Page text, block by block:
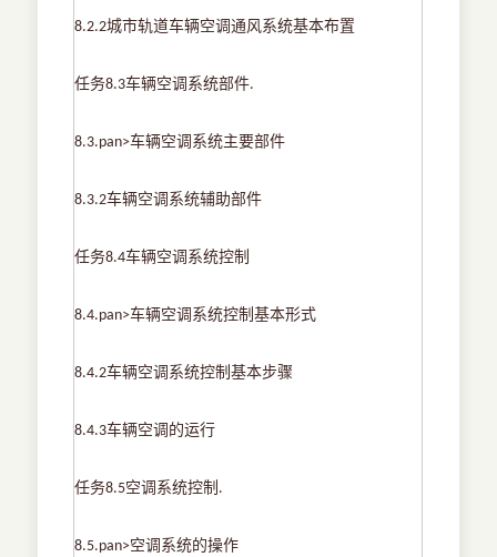
8.2.2城市轨道车辆空调通风系统基本布置
任务8.3车辆空调系统部件.
8.3.pan>车辆空调系统主要部件
8.3.2车辆空调系统辅助部件
任务8.4车辆空调系统控制
8.4.pan>车辆空调系统控制基本形式
8.4.2车辆空调系统控制基本步骤
8.4.3车辆空调的运行
任务8.5空调系统控制 .
8.5.pan>空调系统的操作